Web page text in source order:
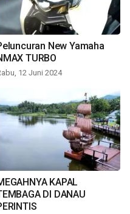
New Yamaha
TURBO
12 Juni 2024
KAPAL
DI DANAU